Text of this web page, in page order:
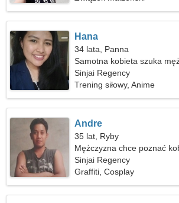
Hana
34 lata, Panna
Samotna kobieta szuka
Sinjai Regency
Trening siłowy, Anime
Andre
35 lat, Ryby
Mężczyzna chce poznać
Sinjai Regency
Graffiti, Cosplay